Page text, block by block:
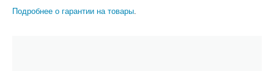
Подробнее о гарантии на товары.